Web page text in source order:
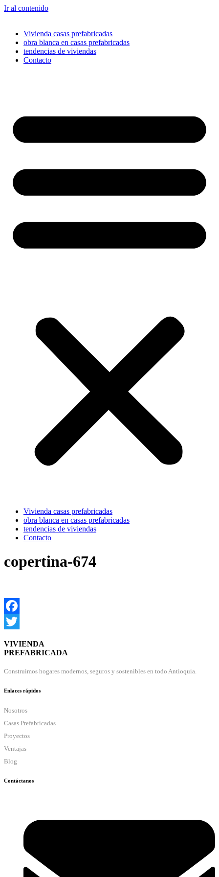
Ir al contenido
Vivienda casas prefabricadas
obra blanca en casas prefabricadas
tendencias de viviendas
Contacto
Vivienda casas prefabricadas
obra blanca en casas prefabricadas
tendencias de viviendas
Contacto
copertina-674
Facebook
VIVIENDA
PREFABRICADA
Construimos hogares modernos, seguros y sostenibles en todo Antioquia.
Enlaces rápidos
Nosotros
Casas Prefabricadas
Proyectos
Ventajas
Blog
Contáctanos